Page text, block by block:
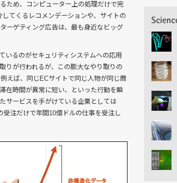
ため、コンピューター上の処理だけで完
てくるレコメンデーションや、サイトの
ーゲティング広告は、最も身近なビッグ
いるのがセキュリティシステムへの応用
りが行われるが、この膨大なやり取りの
えば、同じECサイトで同じ人物が同じ商
在時間が異常に短い、といった行動を瞬
サービスを手がけている企業としては
注だけで年間10億ドルの仕事を受注し